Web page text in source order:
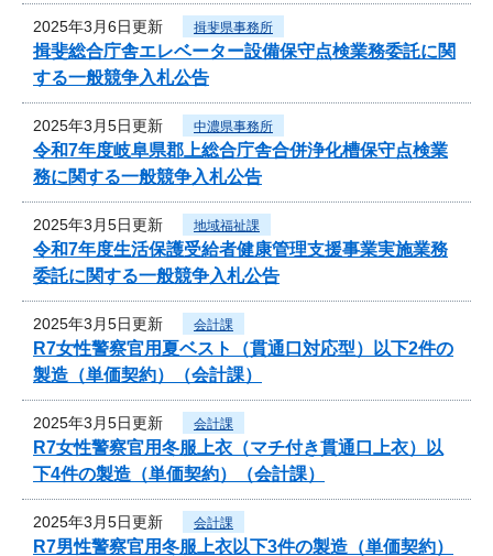
2025年3月6日更新 揖斐県事務所
揖斐総合庁舎エレベーター設備保守点検業務委託に関
する一般競争入札公告
2025年3月5日更新 中濃県事務所
令和7年度岐阜県郡上総合庁舎合併浄化槽保守点検業
務に関する一般競争入札公告
2025年3月5日更新 地域福祉課
令和7年度生活保護受給者健康管理支援事業実施業務
委託に関する一般競争入札公告
2025年3月5日更新 会計課
R7女性警察官用夏ベスト（貫通口対応型）以下2件の
製造（単価契約）（会計課）
2025年3月5日更新 会計課
R7女性警察官用冬服上衣（マチ付き貫通口上衣）以
下4件の製造（単価契約）（会計課）
2025年3月5日更新 会計課
R7男性警察官用冬服上衣以下3件の製造（単価契約）